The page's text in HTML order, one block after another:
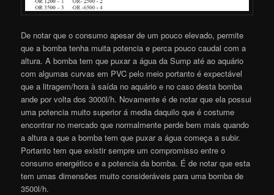
De notar que o consumo apesar de um pouco elevado, permite
que a bomba tenha muita potencia e perca pouco caudal com a
altura. A bomba tem que puxar a água da Sump até ao aquário
com algumas curvas em PVC pelo meio portanto é expectável
que a litragem/hora à saída no aquário e no caso desta bomba
ande por volta dos 3000l/h. Novamente é de notar que ela possui
uma potencia muito superior á media daquilo que é costume
encontrar no mercado que normalmente perde bem mais quando
a altura a que a bomba tem que puxar a água começa a subir.
Portanto tem que existir sempre um compromisso entre o
consumo energético e a potencia da bomba. É de notar que esta
tem umas dimensões muito consideráveis para uma bomba de
3500l/h.